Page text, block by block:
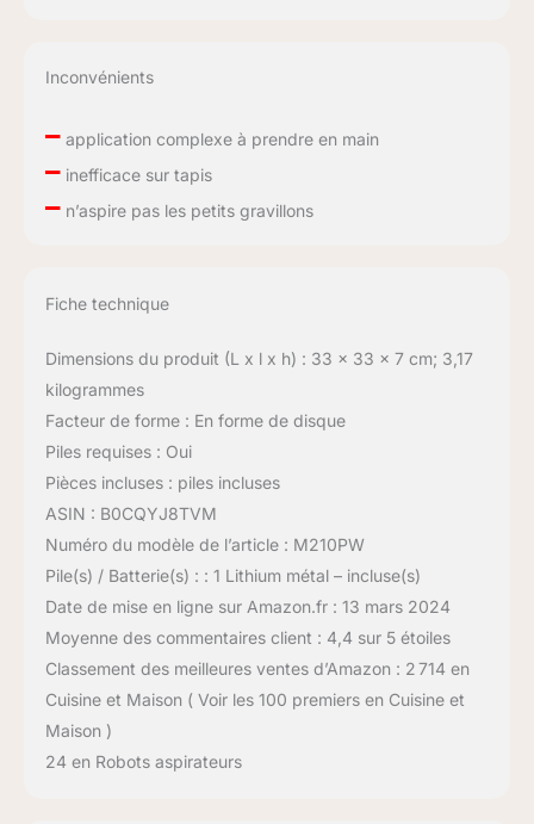
Inconvénients
–application complexe à prendre en main
–inefficace sur tapis
–n’aspire pas les petits gravillons
Fiche technique
Dimensions du produit (L x l x h) : 33 x 33 x 7 cm; 3,17
kilogrammes
Facteur de forme : En forme de disque
Piles requises : Oui
Pièces incluses : piles incluses
ASIN : B0CQYJ8TVM
Numéro du modèle de l’article : M210PW
Pile(s) / Batterie(s) : : 1 Lithium métal – incluse(s)
Date de mise en ligne sur Amazon.fr : 13 mars 2024
Moyenne des commentaires client : 4,4 sur 5 étoiles
Classement des meilleures ventes d’Amazon : 2 714 en
Cuisine et Maison ( Voir les 100 premiers en Cuisine et
Maison )
24 en Robots aspirateurs